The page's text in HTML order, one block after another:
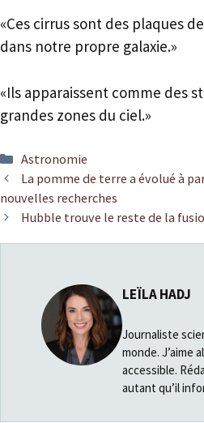
«Ces cirrus sont des plaques
dans notre propre galaxie.»
«Ils apparaissent comme des
grandes zones du ciel.»
Catégories
Astronomie
La pomme de terre a évolué à
nouvelles recherches
Hubble trouve le reste de la
LEÏLA HADJ
Journaliste
monde. J’aime
accessible.
autant qu’il